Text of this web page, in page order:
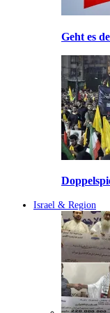
Geht es
Israel & Region